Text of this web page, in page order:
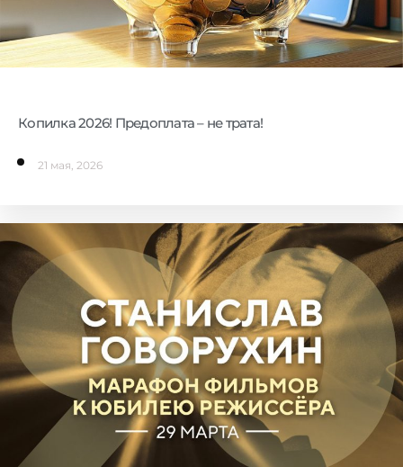
Копилка 2026! Предоплата – не трата!
21 мая, 2026